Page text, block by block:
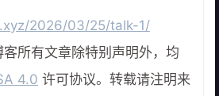
2026/03/25/talk-1/
客所有文章除特别声明外，均
4.0 许可协议。转载请注明来